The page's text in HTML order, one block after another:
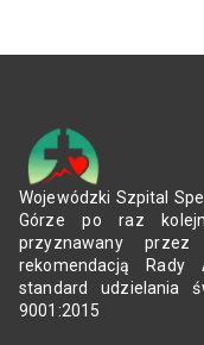
Wojewódzki Szpital
Górze po raz
przyznawany
rekomendacją Rady
standard udzielania
9001:2015